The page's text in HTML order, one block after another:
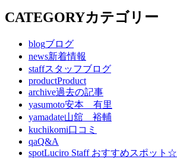
CATEGORYカテゴリー
blogブログ
news新着情報
staffスタッフブログ
productProduct
archive過去の記事
yasumoto安本 有里
yamadate山舘 裕輔
kuchikomi口コミ
qaQ&A
spotLuciro Staff おすすめスポット☆